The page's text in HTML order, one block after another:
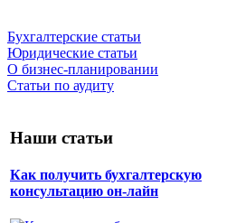
Бухгалтерские статьи
Юридические статьи
О бизнес-планировании
Статьи по аудиту
Наши статьи
Как получить бухгалтерскую
консультацию он-лайн